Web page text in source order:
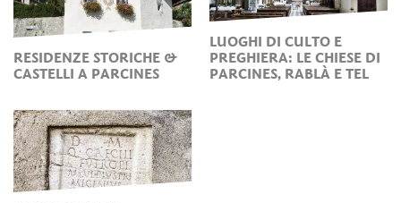
RESIDENZE STORICHE &
CASTELLI A PARCINES
LUOGHI DI CULTO E
PREGHIERA: LE CHIESE DI
PARCINES, RABLÀ E TEL